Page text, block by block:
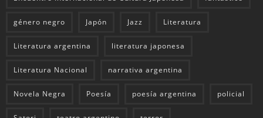
género negro Japón Jazz Literatura
Literatura argentina literatura japonesa
Literatura Nacional narrativa argentina
Novela Negra Poesía poesía argentina policial